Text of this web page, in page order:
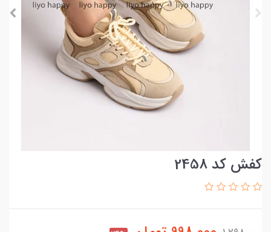
کفش کد 2458